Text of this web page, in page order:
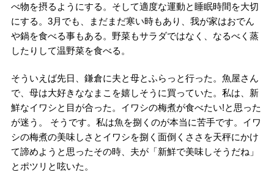
べ物を摂るようにする。そして適度な運動と睡眠時間を大切
にする。3月でも、まだまだ寒い時もあり、我が家はおでん
や鍋を食べる事もある。野菜もサラダではなく、なるべく蒸
したりして温野菜を食べる。
そういえば先日、鎌倉に夫と母とふらっと行った。魚屋さん
で、母は大好きななまこを嬉しそうに買っていた。私は、新
鮮なイワシと目が合った。イワシの梅煮が食べたい!と思った
が迷う。 そうです。私は魚を捌くのが本当に苦手です。イワ
シの梅煮の美味しさとイワシを捌く面倒くささを天秤にかけ
て諦めようと思ったその時、夫が「新鮮で美味しそうだね」
とポツリと呟いた。